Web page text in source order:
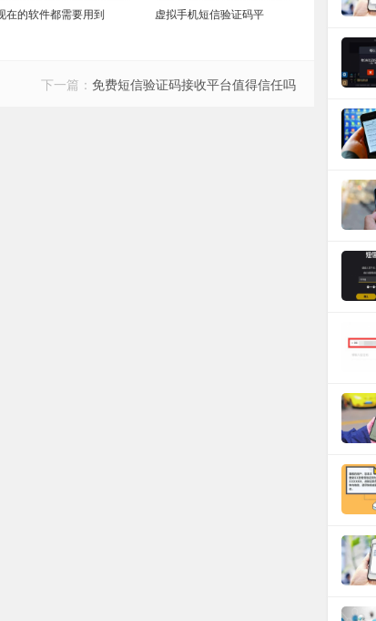
在的软件都需要用到 虚拟手机短信验证码平
下一篇： 免费短信验证码接收平台值得信任吗